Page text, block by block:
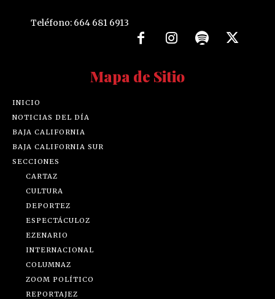
Teléfono: 664 681 6913
Mapa de Sitio
INICIO
NOTICIAS DEL DÍA
BAJA CALIFORNIA
BAJA CALIFORNIA SUR
SECCIONES
CARTAZ
CULTURA
DEPORTEZ
ESPECTÁCULOZ
EZENARIO
INTERNACIONAL
COLUMNAZ
ZOOM POLÍTICO
REPORTAJEZ